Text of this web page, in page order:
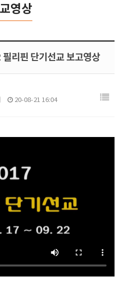
영상
리핀 단기선교 보고영상
20-08-21 16:04